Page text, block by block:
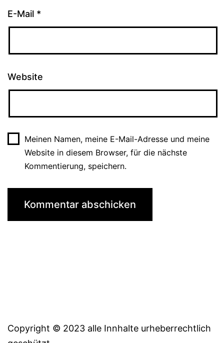
E-Mail *
Website
Meinen Namen, meine E-Mail-Adresse und meine
Website in diesem Browser, für die nächste
Kommentierung, speichern.
Copyright © 2023 alle Innhalte urheberrechtlich